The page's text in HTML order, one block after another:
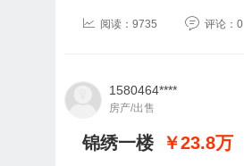
阅读：9735 评论：0
1580464****
房产/出售
锦绣一楼 ￥23.8万